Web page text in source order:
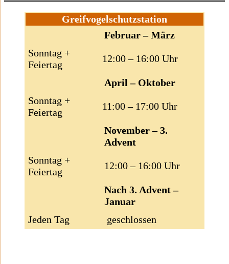
Greifvogelschutzstation
Februar – März
Sonntag +
Feiertag
12:00 – 16:00 Uhr
April – Oktober
Sonntag +
Feiertag
11:00 – 17:00 Uhr
November – 3.
Advent
Sonntag +
Feiertag
12:00 – 16:00 Uhr
Nach 3. Advent –
Januar
Jeden Tag
geschlossen